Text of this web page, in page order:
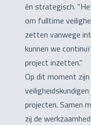
én strategisch.
om fulltime
zetten vanwege
kunnen we
project inzetten."
Op dit moment
projecten. Samen
zij de